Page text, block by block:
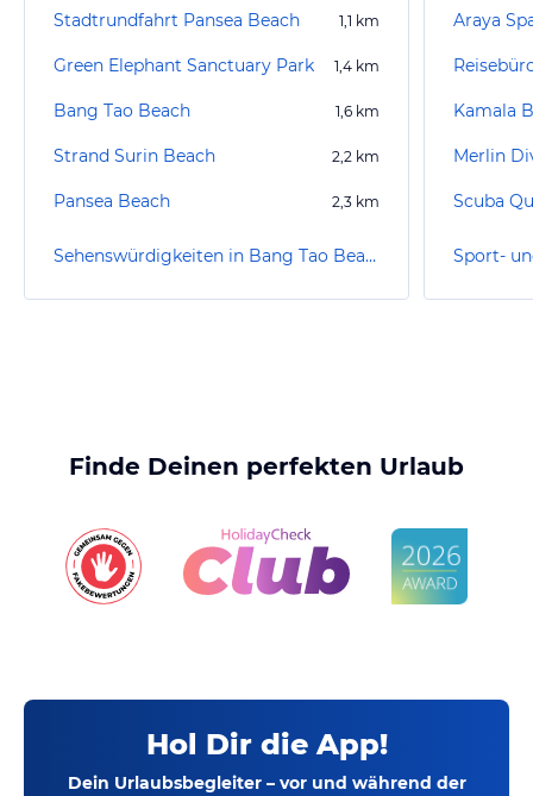
Stadtrundfahrt Pansea Beach 1,1 km
Green Elephant Sanctuary Park 1,4 km
Bang Tao Beach 1,6 km
Strand Surin Beach 2,2 km
Pansea Beach 2,3 km
Sehenswürdigkeiten in Bang Tao Beach
Kamala
Scuba
Finde Deinen perfekten Urlaub
Hol Dir die App!
Dein Urlaubsbegleiter – vor und während der